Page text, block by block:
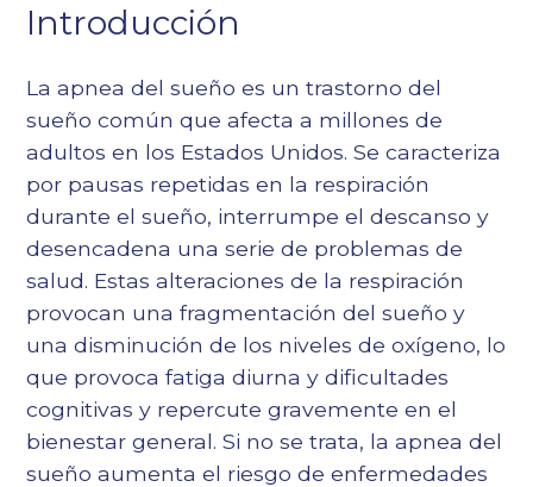
Introducción
La apnea del sueño es un trastorno del
sueño común que afecta a millones de
adultos en los Estados Unidos. Se caracteriza
por pausas repetidas en la respiración
durante el sueño, interrumpe el descanso y
desencadena una serie de problemas de
salud. Estas alteraciones de la respiración
provocan una fragmentación del sueño y
una disminución de los niveles de oxígeno, lo
que provoca fatiga diurna y dificultades
cognitivas y repercute gravemente en el
bienestar general. Si no se trata, la apnea del
sueño aumenta el riesgo de enfermedades